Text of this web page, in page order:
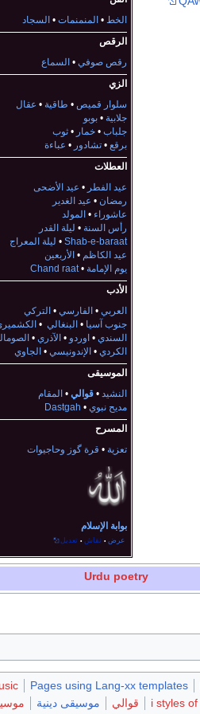
الخط• المنمنمات• السجاد
الرقص
رقص صوفي• السماع
الزي
سلوار قميص• طاقية • عقال
جلابية • بوبو
جلباب• خمار • ثوب
برقع• تشادور • عباءة
العطلات
عيد الفطر • عيد الأضحى
رمضان• عيد الغدير
عاشوراء • المولد
رأس السنة • ليلة القدر
Shab-e-baraat
• ليلة المعراج
عيد الكاظم • الأربعين
يوم الإمامة •
Chand raat
الأدب
العربي• الفارسي• التركي
جنوب آسيا • البنغالي •
السندي• اوردو • الآذري•
الكردي• الإندونيسي• الجاوي
الموسيقى
النشيد• قوالي• المقام
مديح نبوي•
Dastgah
المسرح
تعزية • قرة گوز وحاجيوات
بوابة الإسلام
عرض • نقاش • تعديل
Urdu poetry
Pages using Lang-xx templates
قوالي موسيقى دينية